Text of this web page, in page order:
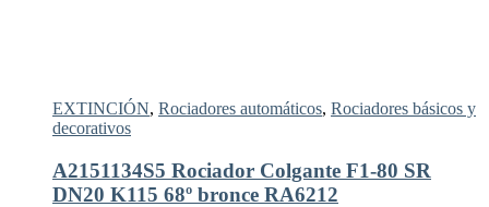
EXTINCIÓN, Rociadores automáticos, Rociadores básicos y
decorativos
A2151134S5 Rociador Colgante F1-80 SR
DN20 K115 68º bronce RA6212